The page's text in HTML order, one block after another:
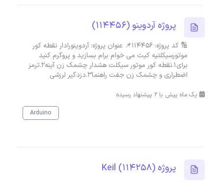
پروژه آردوینو (114456)
🔢 کد پروژه: 114456📌 عنوان پروژه: آردوینورادار نقطه کور
موتورسیکلتیه کیت می خوام برام بسازید و پروگرم کنید
برای۱.نقطه کور موتور سیکلت هشدار چشمک زن آینه۲.ترمز
اضطراری و چشمک زن جفت راهنما۳.دزدگیر لرزشی
یک ماه پیش با 2 پیشنهاد رسیده
Arduino
پروژه Keil (114258)